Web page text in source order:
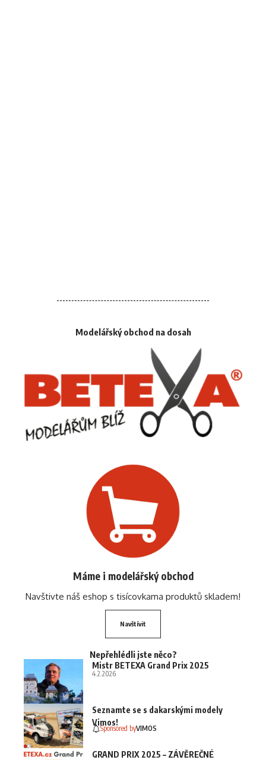
Modelářský obchod na dosah
Máme i modelářský obchod
Navštivte náš eshop s tisícovkama produktů skladem!
Navštívit
Nepřehlédli jste něco?
Mistr BETEXA Grand Prix 2025
4.2.2026
Seznamte se s dakarskými modely
Vimos!
Sponsored byVIMOS
GRAND PRIX 2025 – ZÁVĚREČNÉ